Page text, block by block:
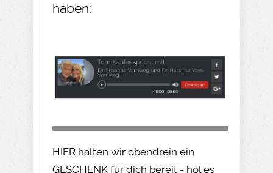
haben:
HIER halten wir obendrein ein
GESCHENK für dich bereit - hol es